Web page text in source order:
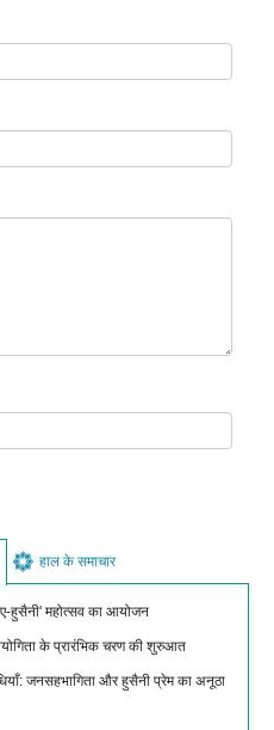
हाल के समाचार
ए-हुसैनी' महोत्सव का आयोजन
के प्रारंभिक चरण की शुरुआत
जनसहभागिता और हुसैनी प्रेम का अनूठा